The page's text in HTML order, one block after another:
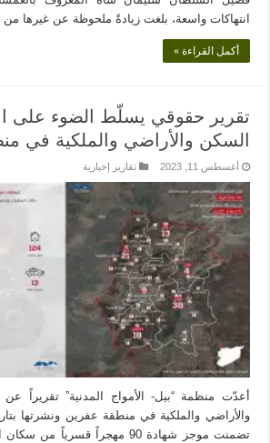
انتهاكات واسعة، بلغت زيادةً ملحوظة عن غيرها
أكمل القراءة »
تقرير حقوقي يسلّط الضوء على
السكن والأراضي والملكية في
أغسطس 11, 2023 تقارير إخبارية
أعدّت منظمة “بيل- الأمواج المدنية” تقريراً
تضمنت موجز شهادة 90 مهجراً